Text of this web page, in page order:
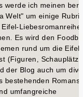
werde ich meinen
Welt" um einige
Liebesromanreihe
Es wird den
rund um die Eifel
(Figuren,
der Blog auch um
bestehenden
umfangreiche